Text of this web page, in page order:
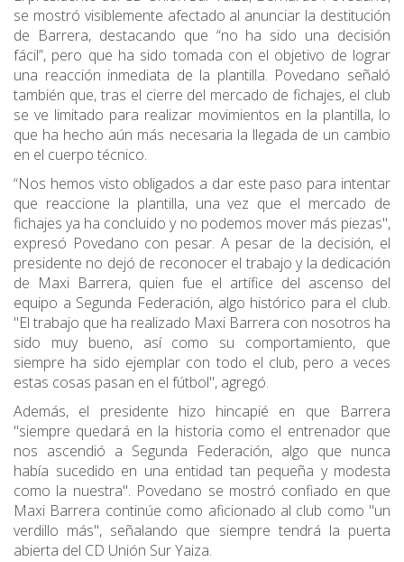
se mostró visiblemente afectado al anunciar la destitución
de Barrera, destacando que “no ha sido una decisión
fácil”, pero que ha sido tomada con el objetivo de lograr
una reacción inmediata de la plantilla. Povedano señaló
también que, tras el cierre del mercado de fichajes, el club
se ve limitado para realizar movimientos en la plantilla, lo
que ha hecho aún más necesaria la llegada de un cambio
en el cuerpo técnico.
“Nos hemos visto obligados a dar este paso para intentar
que reaccione la plantilla, una vez que el mercado de
fichajes ya ha concluido y no podemos mover más piezas",
expresó Povedano con pesar. A pesar de la decisión, el
presidente no dejó de reconocer el trabajo y la dedicación
de Maxi Barrera, quien fue el artífice del ascenso del
equipo a Segunda Federación, algo histórico para el club.
"El trabajo que ha realizado Maxi Barrera con nosotros ha
sido muy bueno, así como su comportamiento, que
siempre ha sido ejemplar con todo el club, pero a veces
estas cosas pasan en el fútbol", agregó.
Además, el presidente hizo hincapié en que Barrera
"siempre quedará en la historia como el entrenador que
nos ascendió a Segunda Federación, algo que nunca
había sucedido en una entidad tan pequeña y modesta
como la nuestra". Povedano se mostró confiado en que
Maxi Barrera continúe como aficionado al club como "un
verdillo más", señalando que siempre tendrá la puerta
abierta del CD Unión Sur Yaiza.